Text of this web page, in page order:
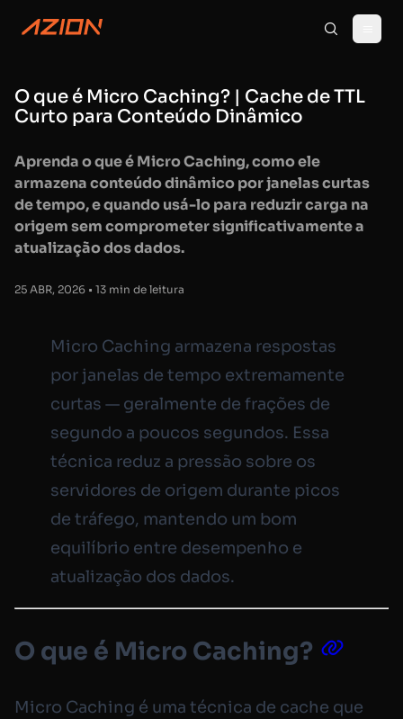
O que é Micro Caching? | Cache de TTL
Curto para Conteúdo Dinâmico
Aprenda o que é Micro Caching, como ele
armazena conteúdo dinâmico por janelas curtas
de tempo, e quando usá-lo para reduzir carga na
origem sem comprometer significativamente a
atualização dos dados.
25 ABR, 2026 • 13 min de leitura
Micro Caching armazena respostas
por janelas de tempo extremamente
curtas — geralmente de frações de
segundo a poucos segundos. Essa
técnica reduz a pressão sobre os
servidores de origem durante picos
de tráfego, mantendo um bom
equilíbrio entre desempenho e
atualização dos dados.
O que é Micro Caching?
Micro Caching é uma técnica de cache que